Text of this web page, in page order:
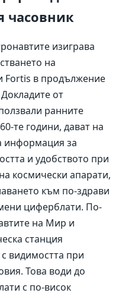
часовник
изиграва
на
Fortis в продължение
от
ранните
те години, дават на
информация за
и удобството при
космически апарати,
към по-здрави
циферблати. По-
на Мир и
станция
видимостта при
Това води до
с по-висок